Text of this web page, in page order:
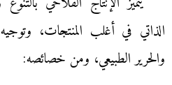
الذاتي في أغلب المنتجات،
والحرير الطبيعي، ومن خصائصه: